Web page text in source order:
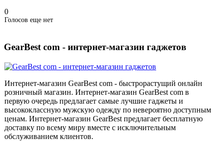
0
Голосов еще нет
GearBest com - интернет-магазин гаджетов
Интернет-магазин GearBest com - быстрорастущий онлайн
розничный магазин. Интернет-магазин GearBest com в
первую очередь предлагает самые лучшие гаджеты и
высококлассную мужскую одежду по невероятно доступным
ценам. Интернет-магазин GearBest предлагает бесплатную
доставку по всему миру вместе с исключительным
обслуживанием клиентов.